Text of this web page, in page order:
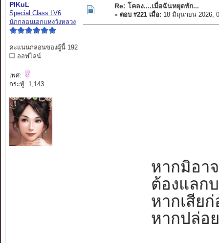
PIKuL
Special Class LV6
นักกลอนเอกแห่งวังหลวง
คะแนนกลอนของผู้นี้ 192
ออฟไลน์
เพศ:
กระทู้: 1,143
Re: โคลง....เมื่อฉันหยุดพัก...
« ตอบ #221 เมื่อ: 18 มิถุนายน 2026,
หากมิอา
ต้องแลก
หากเสีย
หากปล่อ